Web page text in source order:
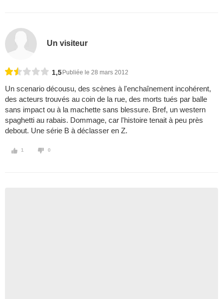
Un visiteur
1,5 Publiée le 28 mars 2012
Un scenario décousu, des scènes à l'enchaînement incohérent,
des acteurs trouvés au coin de la rue, des morts tués par balle
sans impact ou à la machette sans blessure. Bref, un western
spaghetti au rabais. Dommage, car l'histoire tenait à peu près
debout. Une série B à déclasser en Z.
1 0